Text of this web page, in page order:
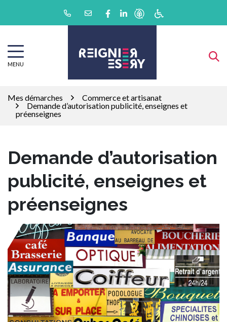
Lien vers le compte Facebook
Lien vers le compte Linkedin
MENU
Mes démarches
Commerce et artisanat
Demande d’autorisation publicité, enseignes et
préenseignes
Demande d’autorisation
publicité, enseignes et
préenseignes